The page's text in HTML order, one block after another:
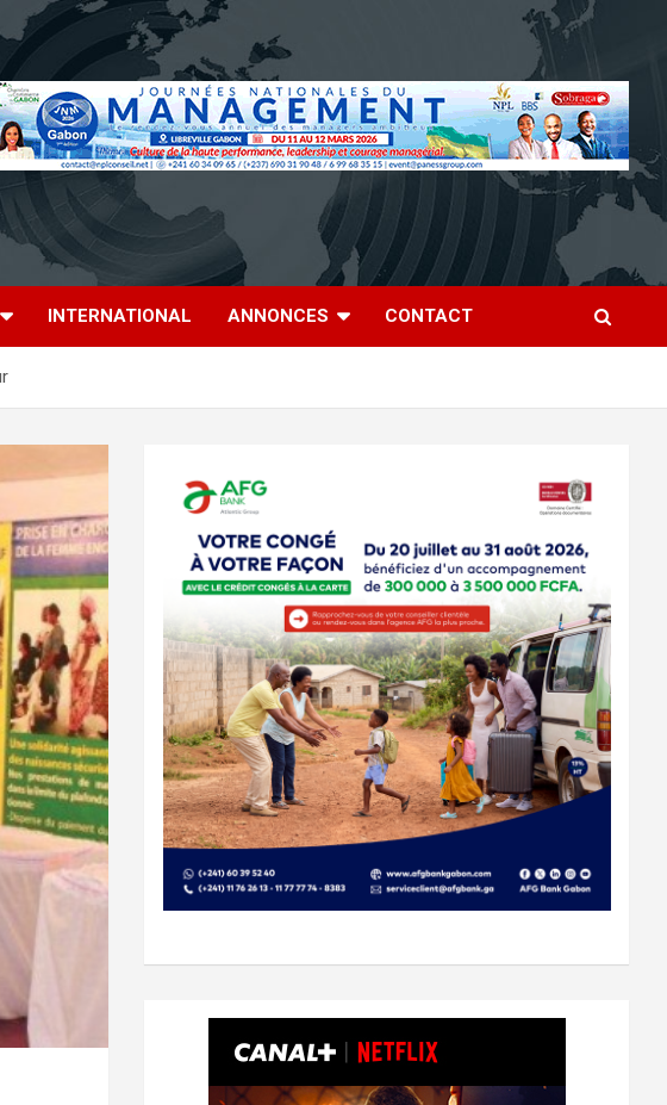
INTERNATIONAL ANNONCES CONTACT